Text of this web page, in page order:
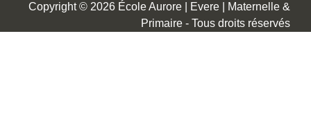
Copyright © 2026 École Aurore | Evere | Maternelle &
Primaire - Tous droits réservés